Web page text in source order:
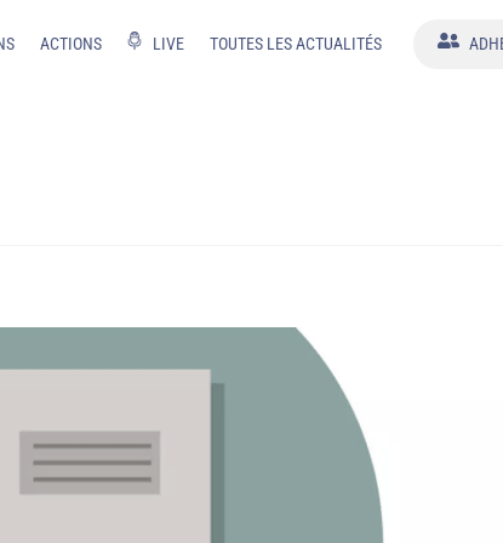
ACTIONS LIVE TOUTES LES ACTUALITÉS